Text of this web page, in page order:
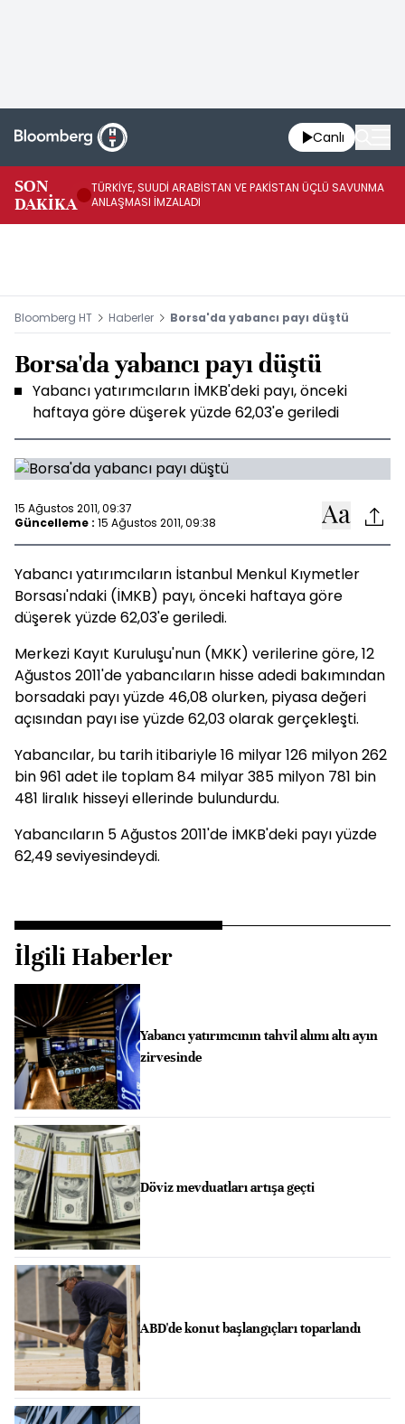
Canlı
SON
DAKİKA
TÜRKİYE, SUUDİ ARABİSTAN VE PAKİSTAN ÜÇLÜ SAVUNMA
ANLAŞMASI İMZALADI
Bloomberg HT Haberler Borsa'da yabancı payı düştü
Borsa'da yabancı payı düştü
Yabancı yatırımcıların İMKB'deki payı, önceki
haftaya göre düşerek yüzde 62,03'e geriledi
15 Ağustos 2011, 09:37
Güncelleme : 15 Ağustos 2011, 09:38
Yabancı yatırımcıların İstanbul Menkul Kıymetler
Borsası'ndaki (İMKB) payı, önceki haftaya göre
düşerek yüzde 62,03'e geriledi.
Merkezi Kayıt Kuruluşu'nun (MKK) verilerine göre, 12
Ağustos 2011'de yabancıların hisse adedi bakımından
borsadaki payı yüzde 46,08 olurken, piyasa değeri
açısından payı ise yüzde 62,03 olarak gerçekleşti.
Yabancılar, bu tarih itibariyle 16 milyar 126 milyon 262
bin 961 adet ile toplam 84 milyar 385 milyon 781 bin
481 liralık hisseyi ellerinde bulundurdu.
Yabancıların 5 Ağustos 2011'de İMKB'deki payı yüzde
62,49 seviyesindeydi.
İlgili Haberler
Yabancı yatırımcının tahvil alımı altı ayın
zirvesinde
Döviz mevduatları artışa geçti
ABD'de konut başlangıçları toparlandı